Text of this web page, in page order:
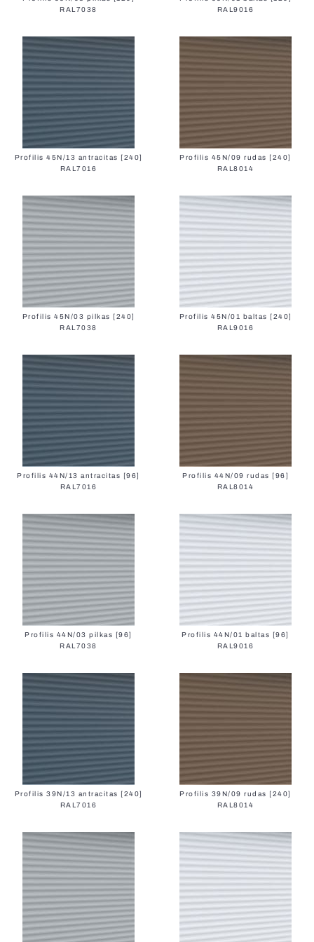
Facade Blinds
Facade Lamellas
Grilles
All Blinds
RAL7038
RAL9016
Profilis 45N/13 antracitas [240]
RAL7016
Profilis 45N/09 rudas [240]
RAL8014
Profilis 45N/03 pilkas [240]
RAL7038
Profilis 45N/01 baltas [240]
RAL9016
Profilis 44N/13 antracitas [96]
RAL7016
Profilis 44N/09 rudas [96]
RAL8014
Profilis 44N/03 pilkas [96]
RAL7038
Profilis 44N/01 baltas [96]
RAL9016
Profilis 39N/13 antracitas [240]
RAL7016
Profilis 39N/09 rudas [240]
RAL8014